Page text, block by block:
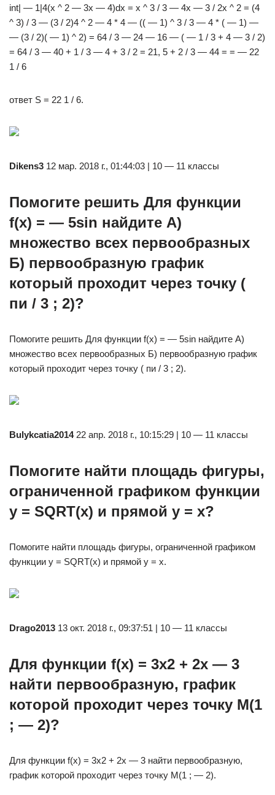
int| — 1|4(x ^ 2 — 3x — 4)dx = x ^ 3 / 3 — 4x — 3 / 2x ^ 2 = (4
^ 3) / 3 — (3 / 2)4 ^ 2 — 4 * 4 — (( — 1) ^ 3 / 3 — 4 * ( — 1) —
— (3 / 2)( — 1) ^ 2) = 64 / 3 — 24 — 16 — ( — 1 / 3 + 4 — 3 / 2)
= 64 / 3 — 40 + 1 / 3 — 4 + 3 / 2 = 21, 5 + 2 / 3 — 44 = = — 22
1 / 6
ответ S = 22 1 / 6.
Dikens3 12 мар. 2018 г., 01:44:03 | 10 — 11 классы
Помогите решить Для функции
f(x) = — 5sin найдите А)
множество всех первообразных
Б) первообразную график
который проходит через точку (
пи / 3 ; 2)?
Помогите решить Для функции f(x) = — 5sin найдите А)
множество всех первообразных Б) первообразную график
который проходит через точку ( пи / 3 ; 2).
Bulykcatia201422 апр. 2018 г., 10:15:29 | 10 — 11 классы
Помогите найти площадь фигуры,
ограниченной графиком функции
y = SQRT(x) и прямой y = x?
Помогите найти площадь фигуры, ограниченной графиком
функции y = SQRT(x) и прямой y = x.
Drago2013 13 окт. 2018 г., 09:37:51 | 10 — 11 классы
Для функции f(х) = 3х2 + 2х — 3
найти первообразную, график
которой проходит через точку М(1
; — 2)?
Для функции f(х) = 3х2 + 2х — 3 найти первообразную,
график которой проходит через точку М(1 ; — 2).